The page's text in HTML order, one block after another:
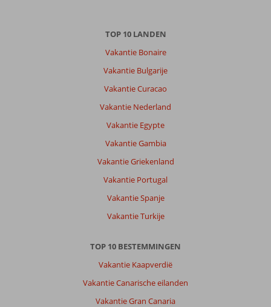
TOP 10 LANDEN
Vakantie Bonaire
Vakantie Bulgarije
Vakantie Curacao
Vakantie Nederland
Vakantie Egypte
Vakantie Gambia
Vakantie Griekenland
Vakantie Portugal
Vakantie Spanje
Vakantie Turkije
TOP 10 BESTEMMINGEN
Vakantie Kaapverdië
Vakantie Canarische eilanden
Vakantie Gran Canaria